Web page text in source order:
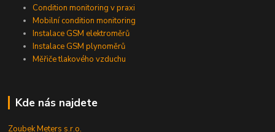
Condition monitoring v praxi
Mobilní condition monitoring
Instalace GSM elektroměrů
Instalace GSM plynoměrů
Měřiče tlakového vzduchu
Kde nás najdete
Zoubek Meters s.r.o.